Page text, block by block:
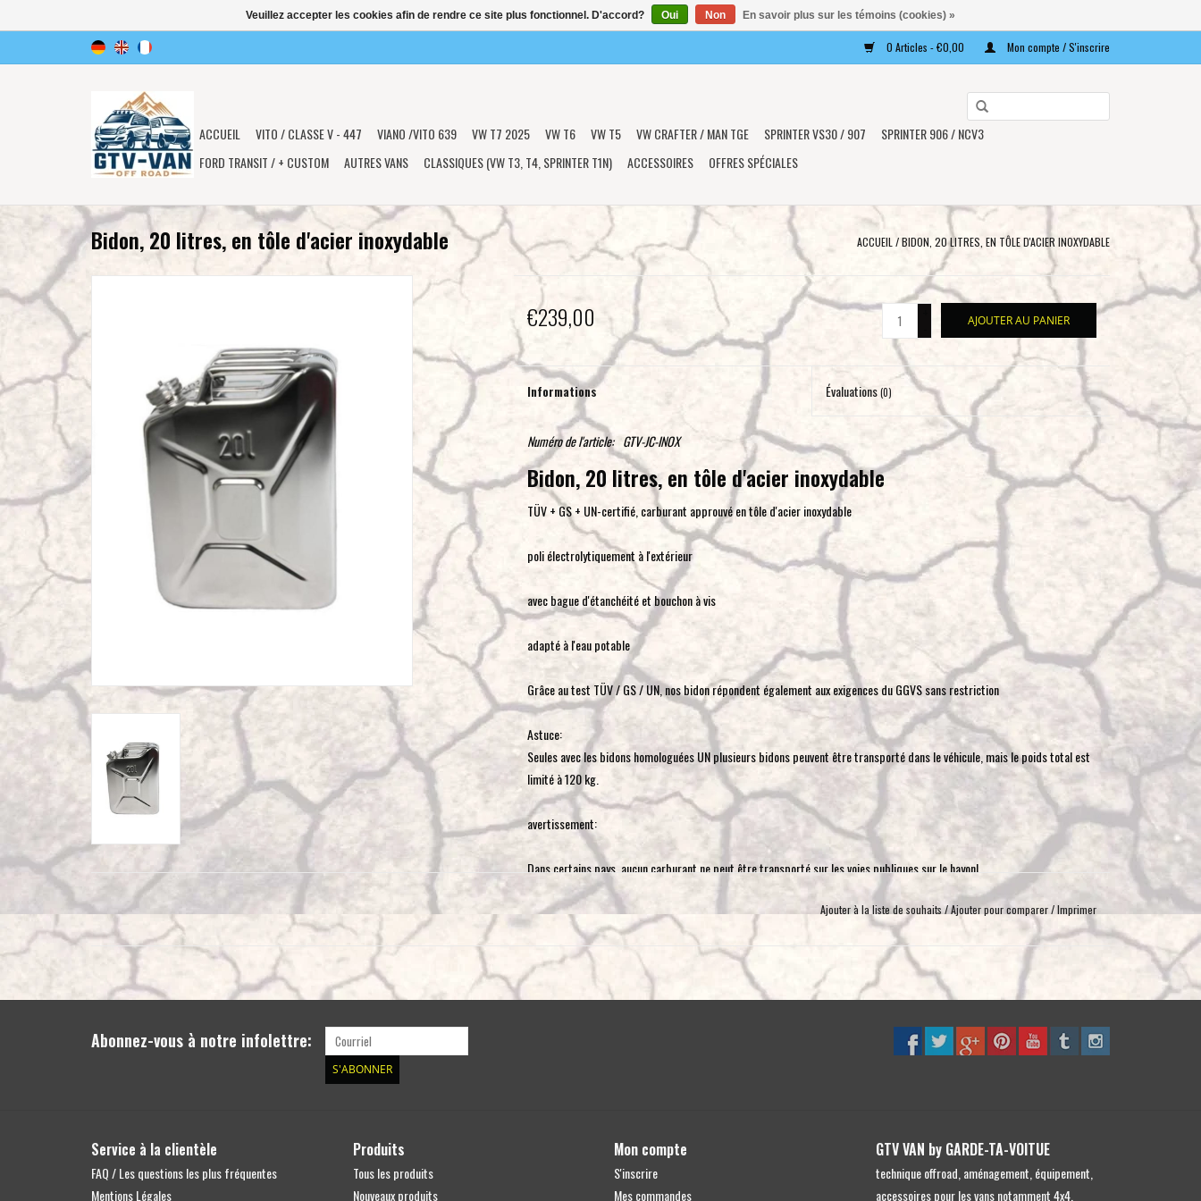
0 Articles - €0,00 Mon compte / S'inscrire
pour
sélectionner
résultat
Entrée
pour
de
recherche
sélectionné.
Les
utilisateurs
d'appareils
tactiles
peuvent
de
gestes
tels
toucher
et
glisser.
ACCUEIL VITO / CLASSE V - 447 VIANO /VITO 639 VW T7 2025 VW T6 VW T5 VW CRAFTER / MAN TGE SPRINTER VS30 / 907
SPRINTER 906 / NCV3
FORD TRANSIT / + CUSTOM
AUTRES VANS CLASSIQUES (VW T3, T4, SPRINTER T1N) ACCESSOIRES OFFRES SPÉCIALES
Bidon, 20 litres, en tôle d'acier inoxydable ACCUEIL /BIDON, 20 LITRES, EN TÔLE D'ACIER INOXYDABLE
€239,00 AJOUTER AU PANIER
Informations Évaluations(0)
Numéro de l'article: GTV-JC-INOX
Bidon, 20 litres, en tôle d'acier inoxydable
TÜV + GS + UN-certifié, carburant approuvé en tôle d'acier inoxydable
poli électrolytiquement à l'extérieur
avec bague d'étanchéité et bouchon à vis
adapté à l'eau potable
Grâce au test TÜV / GS / UN, nos bidon répondent également aux exigences du GGVS sans restriction
Astuce:
Seules avec les bidons homologuées UN plusieurs bidons peuvent être transporté dans le véhicule, mais le poids total est
limité à 120 kg.
avertissement:
Dans certains pays, aucun carburant ne peut être transporté sur les voies publiques sur le hayon!
Dimensions: environ L345xB170xH470 mm
Poids: 4,2 kg
Ajouter à la liste de souhaits/Ajouter pour comparer/Imprimer
Abonnez-vous à notre infolettre:
S'ABONNER
Service à la clientèle
FAQ / Les questions les plus fréquentes
Mentions Légales
Produits
Tous les produits
Nouveaux produits
Mon compte
S'inscrire
Mes commandes
GTV VAN by GARDE-TA-VOITUE
technique offroad, aménagement, équipement,
accessoires pour les vans notamment 4x4,
Veuillez accepter les cookies afin de rendre ce site plus fonctionnel. D'accord? Oui Non En savoir plus sur les témoins (cookies) »